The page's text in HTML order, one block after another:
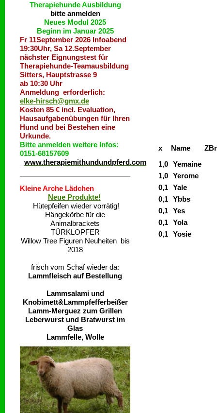
Therapiehunde Ausbildung
bitte anmelden
Neues Modul 2025
Beginn im Januar 2025
Fr 11September 2026 Infoabend
19:30Uhr, Sa 12.September
nächster Eignungstest für
Therapiehunde-Teamausbildung
Sitters, Hauptstrasse 9
ab 10:30 Uhr
Anmeldung erforderlich:
elke-hirsch@gmx.de
Kosten 85 € incl. Evaluation,
Hausaufgabenübungen für Ihren
Hund und bei Bestehen eine
Urkunde.
Bitte anmelden weitere Infos:
0151-68157609
www.therapiemithundundpferd.com
Kleine Arche Lädchen
Neue Produkte!
Hütepfeifen wieder vorrätig!
Hängekörbe für die
Animalbrackets
TÜRKLOPFER
Willow Tree Figuren Neuheiten bis
2018
frisch vom Schaf wieder da:
Lammfleisch auf Bestellung
Lammsalami und
Knobimett&Lammpfefferbeißer
Lamm-Merguez zum Grillen
Leberwurst und Bratwurst im
Glas
Lammfelle, Wolle
x Name
1,0 Yemaine
1,0 Yerome
0,1 Yale
0,1 Ybbs
0,1 Yes
0,1 Yola
0,1 Yosie